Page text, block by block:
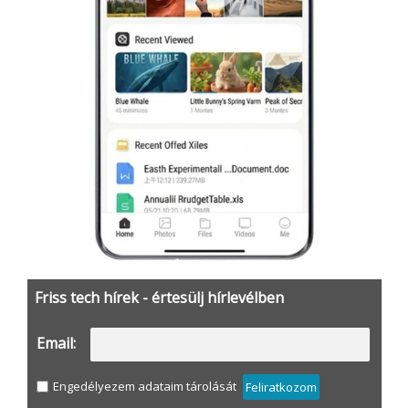
Friss tech hírek - értesülj hírlevélben
Email:
Engedélyezem adataim tárolását Feliratkozom